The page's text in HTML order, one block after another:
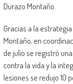
Durazo Montaño.
Gracias a la
Montaño, en
de julio se registró
contra la vida y la
lesiones se redujo 10